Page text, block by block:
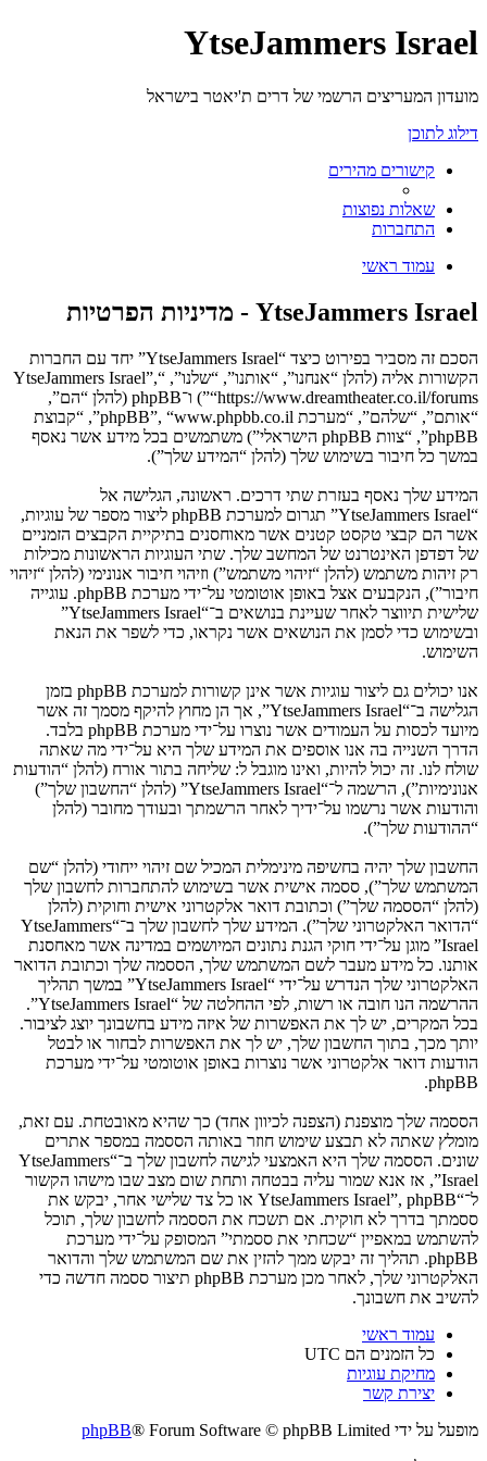
YtseJammers Israel
מועדון המעריצים הרשמי של דרים ת'יאטר בישראל
דילוג לתוכן
קישורים מהירים
שאלות נפוצות
התחברות
עמוד ראשי
YtseJammers Israel - מדיניות הפרטיות
הסכם זה מסביר בפירוט כיצד “YtseJammers Israel” יחד עם החברות
הקשורות אליה (להלן “אנחנו”, “אותנו”, “שלנו”, “YtseJammers Israel”,
“https://www.dreamtheater.co.il/forums”) ו־phpBB (להלן “הם”,
“אותם”, “שלהם”, “מערכת phpBB”, “www.phpbb.co.il”, “קבוצת
phpBB”, “צוות phpBB הישראלי”) משתמשים בכל מידע אשר נאסף
במשך כל חיבור בשימוש שלך (להלן “המידע שלך”).
המידע שלך נאסף בעזרת שתי דרכים. ראשונה, הגלישה אל
“YtseJammers Israel” תגרום למערכת phpBB ליצור מספר של עוגיות,
אשר הם קבצי טקסט קטנים אשר מאוחסנים בתיקיית הקבצים הזמניים
של דפדפן האינטרנט של המחשב שלך. שתי העוגיות הראשונות מכילות
רק זיהות משתמש (להלן “זיהוי משתמש”) וזיהוי חיבור אנונימי (להלן “זיהוי
חיבור”), הנקבעים אצל באופן אוטומטי על־ידי מערכת phpBB. עוגייה
שלישית תיווצר לאחר שעיינת בנושאים ב־“YtseJammers Israel”
ובשימוש כדי לסמן את הנושאים אשר נקראו, כדי לשפר את הנאת
השימוש.
אנו יכולים גם ליצור עוגיות אשר אינן קשורות למערכת phpBB בזמן
הגלישה ב־“YtseJammers Israel”, אך הן מחוץ להיקף מסמך זה אשר
מיועד לכסות על העמודים אשר נוצרו על־ידי מערכת phpBB בלבד.
הדרך השנייה בה אנו אוספים את המידע שלך היא על־ידי מה שאתה
שולח לנו. זה יכול להיות, ואינו מוגבל ל: שליחה בתור אורח (להלן “הודעות
אנונימיות”), הרשמה ל־“YtseJammers Israel” (להלן “החשבון שלך”)
והודעות אשר נרשמו על־ידיך לאחר הרשמתך ובעודך מחובר (להלן
“ההודעות שלך”).
החשבון שלך יהיה בחשיפה מינימלית המכיל שם זיהוי ייחודי (להלן “שם
המשתמש שלך”), ססמה אישית אשר בשימוש להתחברות לחשבון שלך
(להלן “הססמה שלך”) וכתובת דואר אלקטרוני אישית וחוקית (להלן
“הדואר האלקטרוני שלך”). המידע שלך לחשבון שלך ב־“YtseJammers
Israel” מוגן על־ידי חוקי הגנת נתונים המיושמים במדינה אשר מאחסנת
אותנו. כל מידע מעבר לשם המשתמש שלך, הססמה שלך וכתובת הדואר
האלקטרוני שלך הנדרש על־ידי “YtseJammers Israel” במשך תהליך
ההרשמה הנו חובה או רשות, לפי ההחלטה של “YtseJammers Israel”.
בכל המקרים, יש לך את האפשרות של איזה מידע בחשבונך יוצג לציבור.
יותך מכך, בתוך החשבון שלך, יש לך את האפשרות לבחור או לבטל
הודעות דואר אלקטרוני אשר נוצרות באופן אוטומטי על־ידי מערכת
phpBB.
הססמה שלך מוצפנת (הצפנה לכיוון אחד) כך שהיא מאובטחת. עם זאת,
מומלץ שאתה לא תבצע שימוש חוזר באותה הססמה במספר אתרים
שונים. הססמה שלך היא האמצעי לגישה לחשבון שלך ב־“YtseJammers
Israel”, אז אנא שמור עליה בבטחה ותחת שום מצב שבו מישהו הקשור
ל־“YtseJammers Israel”, phpBB או כל צד שלישי אחר, יבקש את
ססמתך בדרך לא חוקית. אם תשכח את הססמה לחשבון שלך, תוכל
להשתמש במאפיין “שכחתי את ססמתי” המסופק על־ידי מערכת
phpBB. תהליך זה יבקש ממך להזין את שם המשתמש שלך והדואר
האלקטרוני שלך, לאחר מכן מערכת phpBB תיצור ססמה חדשה כדי
להשיב את חשבונך.
עמוד ראשי
כל הזמנים הם UTC
מחיקת עוגיות
יצירת קשר
מופעל על ידי
phpBB® Forum Software © phpBB Limited